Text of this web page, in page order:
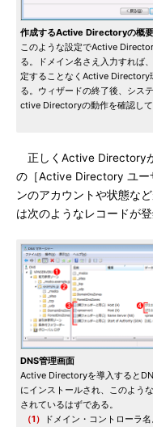
作成するActive Directoryの概要
このような設定でActive
る。ドメイン名さえ入力すれば
定することなくActive Directory
る。ウィザードの終了後、シス
ctive Directoryの動作を確認して
正しくActive Directory
の［Active Directory ユー
ンのアカウントや状態な
は次のようなレコードが
DNS管理画面
Active Directoryを導入すると
にインストールされ、このよう
されているはずである。
（1）
ドメイン・コントローラ